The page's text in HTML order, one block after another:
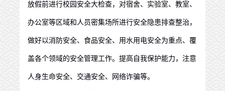
放假前进行校园安全大检查，对宿舍、实验室、教室、
办公室等区域和人员密集场所进行安全隐患排查整治，
做好以消防安全、食品安全、用水用电安全为重点、覆
盖各个领域的安全管理工作。提高自我保护能力，注意
人身生命安全、交通安全、网络诈骗等。